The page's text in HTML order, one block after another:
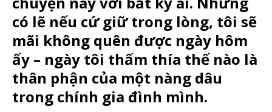
có lẽ nếu cứ giữ trong lòng, tôi sẽ
mãi không quên được ngày hôm
ấy – ngày tôi thấm thía thế nào là
thân phận của một nàng dâu
trong chính gia đình mình.